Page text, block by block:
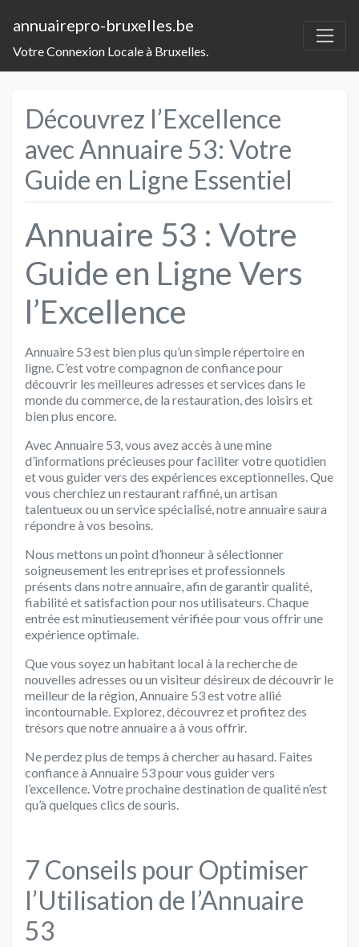
annuairepro-bruxelles.be
Votre Connexion Locale à Bruxelles.
Découvrez l’Excellence
avec Annuaire 53: Votre
Guide en Ligne Essentiel
Annuaire 53 : Votre
Guide en Ligne Vers
l’Excellence
Annuaire 53 est bien plus qu’un simple répertoire en
ligne. C’est votre compagnon de confiance pour
découvrir les meilleures adresses et services dans le
monde du commerce, de la restauration, des loisirs et
bien plus encore.
Avec Annuaire 53, vous avez accès à une mine
d’informations précieuses pour faciliter votre quotidien
et vous guider vers des expériences exceptionnelles. Que
vous cherchiez un restaurant raffiné, un artisan
talentueux ou un service spécialisé, notre annuaire saura
répondre à vos besoins.
Nous mettons un point d’honneur à sélectionner
soigneusement les entreprises et professionnels
présents dans notre annuaire, afin de garantir qualité,
fiabilité et satisfaction pour nos utilisateurs. Chaque
entrée est minutieusement vérifiée pour vous offrir une
expérience optimale.
Que vous soyez un habitant local à la recherche de
nouvelles adresses ou un visiteur désireux de découvrir le
meilleur de la région, Annuaire 53 est votre allié
incontournable. Explorez, découvrez et profitez des
trésors que notre annuaire a à vous offrir.
Ne perdez plus de temps à chercher au hasard. Faites
confiance à Annuaire 53 pour vous guider vers
l’excellence. Votre prochaine destination de qualité n’est
qu’à quelques clics de souris.
7 Conseils pour Optimiser
l’Utilisation de l’Annuaire
53